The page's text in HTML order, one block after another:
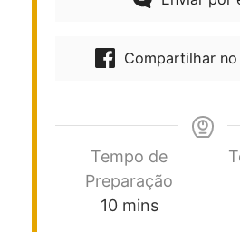
Compartilhar
Tempo de
Preparação
10 mins